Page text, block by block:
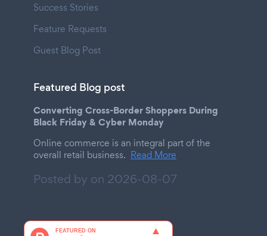
Success Stories
Feature Requests
Guest Blog Post
Featured Blog post
Converting Cross-Border Shoppers During
Black Friday & Cyber Monday
Online commerce is an integral part of the
overall retail business. Read More
Posted by on 2026-08-07